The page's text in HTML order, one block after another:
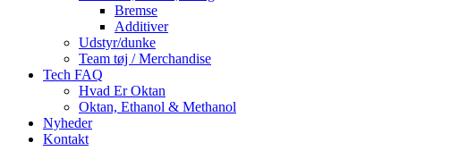
Bremse
Additiver
Udstyr/dunke
Team tøj / Merchandise
Tech FAQ
Hvad Er Oktan
Oktan, Ethanol & Methanol
Nyheder
Kontakt